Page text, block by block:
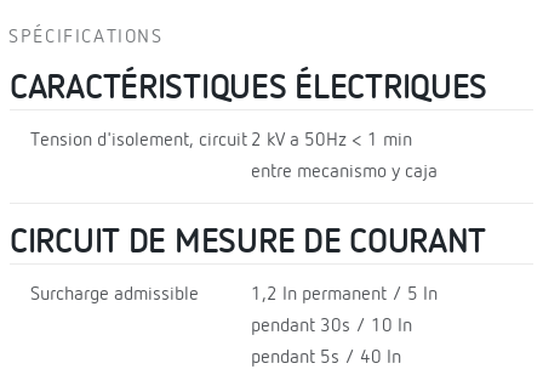
SPÉCIFICATIONS
CARACTÉRISTIQUES ÉLECTRIQUES
Tension d'isolement, circuit 2 kV a 50Hz < 1 min
entre mecanismo y caja
CIRCUIT DE MESURE DE COURANT
Surcharge admissible
1,2 In permanent / 5 In
pendant 30s / 10 In
pendant 5s / 40 In